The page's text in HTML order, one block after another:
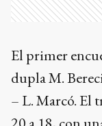
El primer
dupla M.
– L. Marcó. El